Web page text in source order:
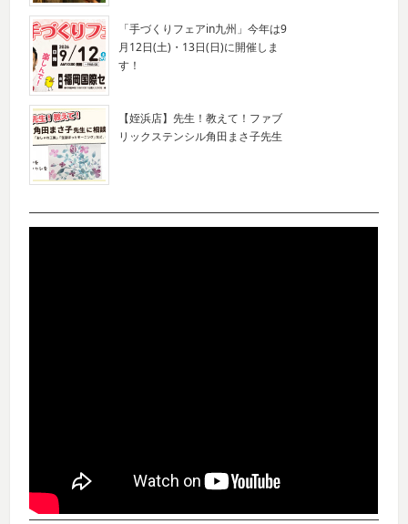
「手づくりフェアin九州」今年は9
月12日(土)・13日(日)に開催しま
す！
【姪浜店】先生！教えて！ファブ
リックステンシル角田まさ子先生